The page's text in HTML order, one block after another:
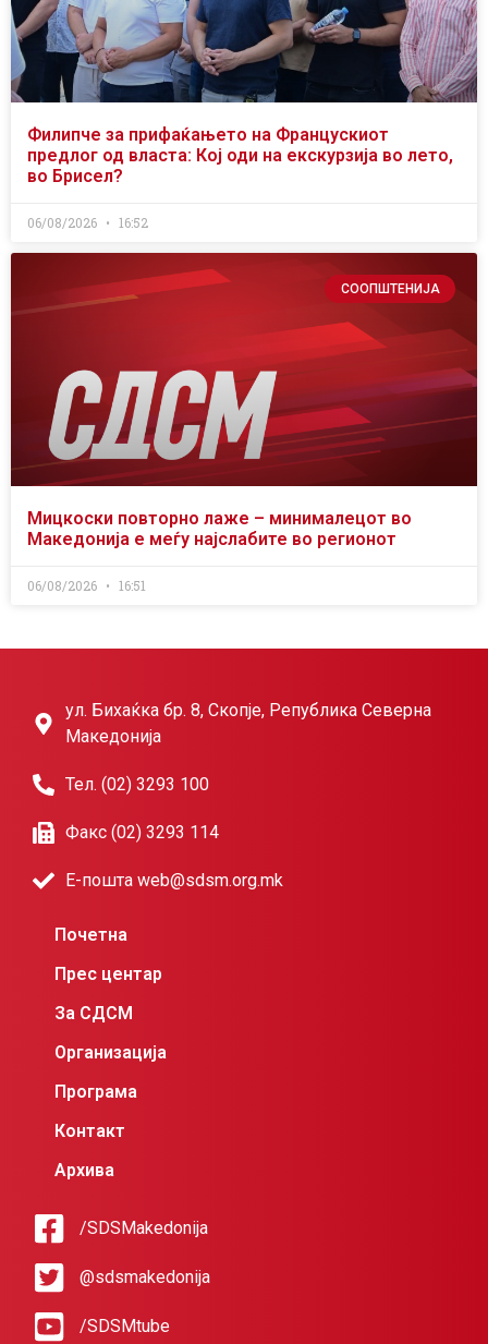
Филипче за прифаќањето на Францускиот
предлог од власта: Кој оди на екскурзија во лето,
во Брисел?
06/08/2026 16:52
СООПШТЕНИЈА
Мицкоски повторно лаже – минималецот во
Македонија е меѓу најслабите во регионот
06/08/2026 16:51
ул. Бихаќка бр. 8, Скопје, Република Северна
Македонија
Тел. (02) 3293 100
Факс (02) 3293 114
Е-пошта web@sdsm.org.mk
Почетна
Прес центар
За СДСМ
Организација
Програма
Контакт
Архива
/SDSMakedonija
@sdsmakedonija
/SDSMtube